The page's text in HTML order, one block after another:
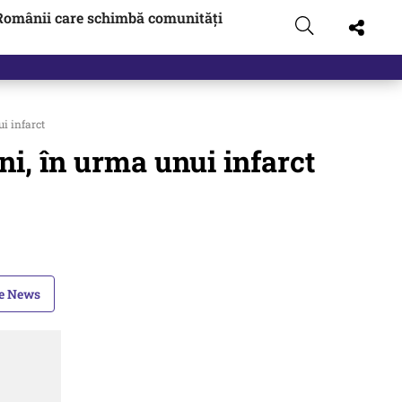
care schimbă comunități
infarct
în urma unui infarct
News